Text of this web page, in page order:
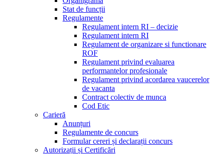
Stat de funcții
Regulamente
Regulament intern RI – decizie
Regulament intern RI
Regulament de organizare si functionare
ROF
Regulament privind evaluarea
performantelor profesionale
Regulament privind acordarea vaucerelor
de vacanta
Contract colectiv de munca
Cod Etic
Carieră
Anunțuri
Regulamente de concurs
Formular cereri și declarații concurs
Autorizații și Certificări